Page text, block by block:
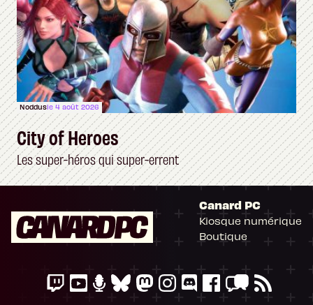
Noddusle 4 août 2026
City of Heroes
Les super-héros qui super-errent
Canard PC
Kiosque numérique
Boutique